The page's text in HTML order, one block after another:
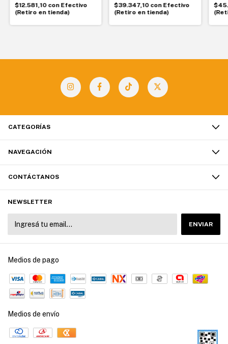
$12.581,10 con Efectivo
(Retiro en tienda)
$39.347,10 con Efectivo
(Retiro en tienda)
CATEGORÍAS
NAVEGACIÓN
CONTÁCTANOS
NEWSLETTER
Medios de pago
Medios de envío